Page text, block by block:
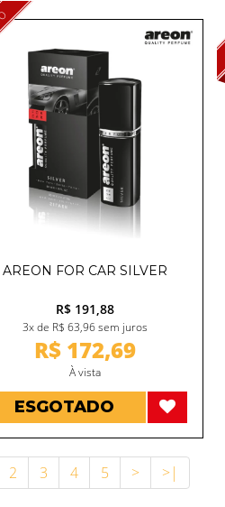
AREON FOR CAR SILVER
R$ 191,88
3x de R$ 63,96 sem juros
R$ 172,69
À vista
ESGOTADO
2 3 4 5 > >|